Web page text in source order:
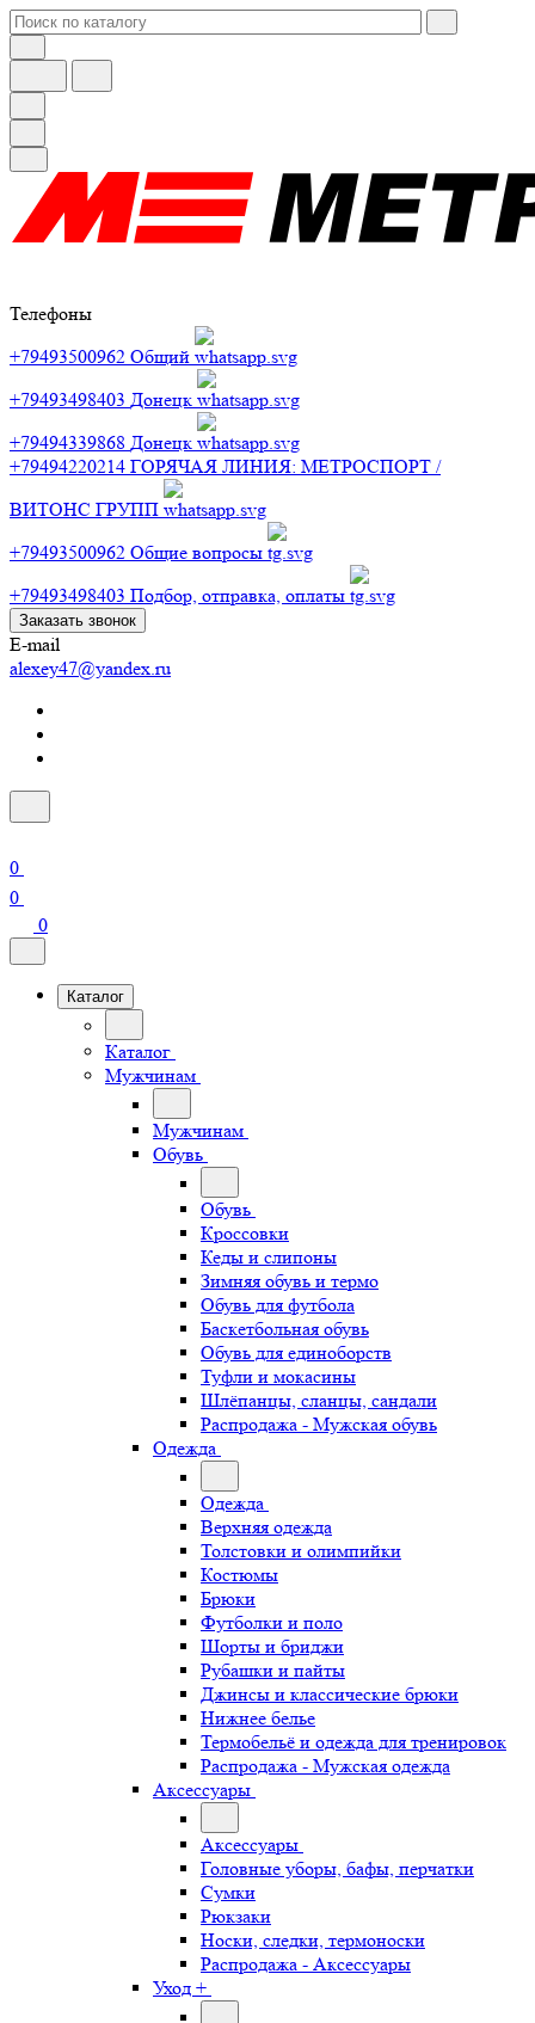
Телефоны
+79493500962 Общий
+79493498403 Донецк
+79494339868 Донецк
+79494220214 ГОРЯЧАЯ ЛИНИЯ: МЕТРОСПОРТ /
ВИТОНС ГРУПП
+79493500962 Общие вопросы
+79493498403 Подбор, отправка, оплаты
Заказать звонок
E-mail
alexey47@yandex.ru
0
0
0
Каталог
Каталог
Мужчинам
Мужчинам
Обувь
Обувь
Кроссовки
Кеды и слипоны
Зимняя обувь и термо
Обувь для футбола
Баскетбольная обувь
Обувь для единоборств
Туфли и мокасины
Шлёпанцы, сланцы, сандали
Распродажа - Мужская обувь
Одежда
Одежда
Верхняя одежда
Толстовки и олимпийки
Костюмы
Брюки
Футболки и поло
Шорты и бриджи
Рубашки и пайты
Джинсы и классические брюки
Нижнее белье
Термобельё и одежда для тренировок
Распродажа - Мужская одежда
Аксессуары
Аксессуары
Головные уборы, бафы, перчатки
Сумки
Рюкзаки
Носки, следки, термоноски
Распродажа - Аксессуары
Уход +